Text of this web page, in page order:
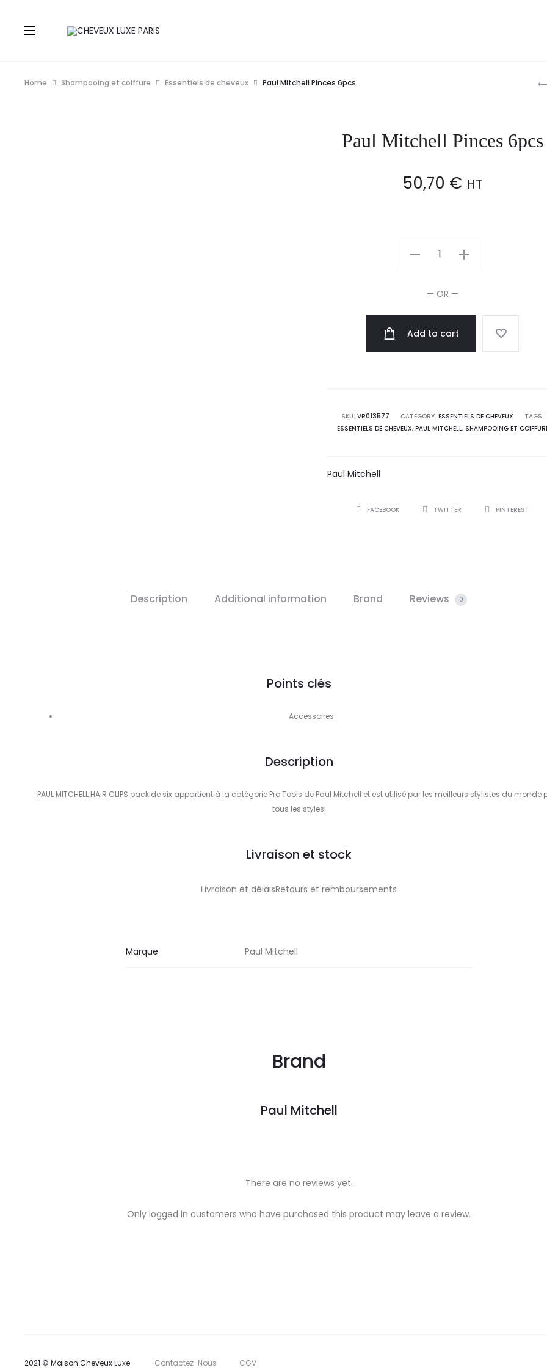
Home Shampooing et coiffure Essentiels de cheveux Paul Mitchell Pinces 6pcs
Paul Mitchell Pinces 6pcs
50,70 € HT
quantity
— OR —
Add to cart
SKU:VR013577 CATEGORY:ESSENTIELS DE CHEVEUX
TAGS:
ESSENTIELS DE CHEVEUX, PAUL MITCHELL, SHAMPOOING ET
Paul Mitchell
SHAREFACEBOOK TWITTER PINTEREST
Description Additional information Brand Reviews 0
Points clés
Accessoires
Description
PAUL MITCHELL HAIR CLIPS pack de six appartient à la catégorie Pro Tools de Paul Mitchell et est utilisé par les meilleurs stylistes du monde
tous les styles!
Livraison et stock
Livraison et délaisRetours et remboursements
Marque Paul Mitchell
Brand
Paul Mitchell
R
There are no reviews yet.
Only logged in customers who have purchased this product may leave a review.
2021 © Maison Cheveux Luxe Contactez-Nous CGV